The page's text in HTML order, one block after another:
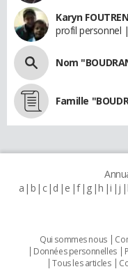
Karyn FOUTREN
profil personnel
Nom
Famille
a b c d e f g h i j
Qui sommes nous
Données personnelles
Tous les articles